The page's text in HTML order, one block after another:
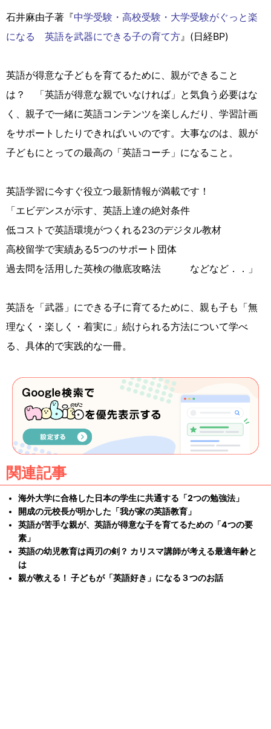
石井麻由子著『中学受験・高校受験・大学受験がぐっと楽
になる 英語を武器にできる子の育て方 』(日経BP)
英語が得意な子どもを育てるために、親ができること
は？ 「英語が得意な親でいなければ」と気負う必要はな
く、親子で一緒に英語コンテンツを楽しんだり、学習計画
をサポートしたりできればいいのです。大事なのは、親が
子どもにとっての最高の「英語コーチ」になること。
英語学習に今すぐ役立つ最新情報が満載です！
「エビデンスが示す、英語上達の絶対条件
低コストで英語環境がつくれる23のデジタル教材
高校留学で実績ある5つのサポート団体
過去問を活用した英検の徹底攻略法 などなど．．」
英語を「武器」にできる子に育てるために、親も子も「無
理なく・楽しく・着実に」続けられる方法について学べ
る、具体的で実践的な一冊。
関連記事
海外大学に合格した日本の学生に共通する「2つの勉強法」
開成の元校長が明かした「我が家の英語教育」
英語が苦手な親が、英語が得意な子を育てるための「4つの要
素」
英語の幼児教育は両刃の剣？ カリスマ講師が考える最適年齢と
は
親が教える！ 子どもが「英語好き」になる３つのお話